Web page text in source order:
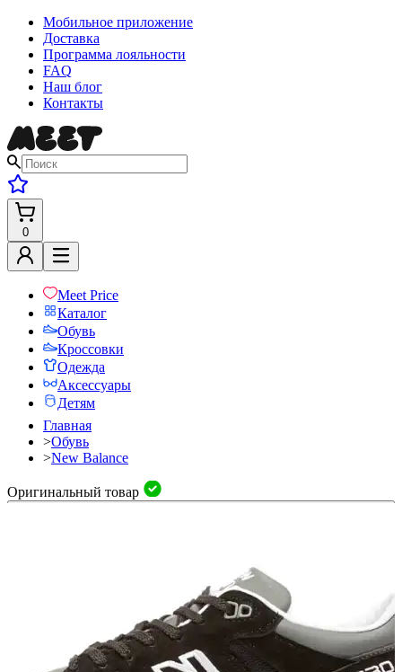
Мобильное приложение
Доставка
Программа лояльности
FAQ
Наш блог
Контакты
0
Meet Price
Каталог
Обувь
Кроссовки
Одежда
Аксессуары
Детям
Главная
>Обувь
>New Balance
Оригинальный товар